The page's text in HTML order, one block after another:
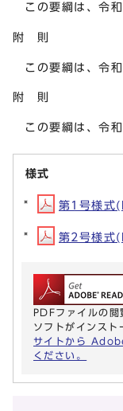
この要綱は、令和
附 則
この要綱は、令和
附 則
この要綱は、令和
様式
第1号様式
第2号様式
PDFファイルの
ソフトがインスト
サイトから
ください。